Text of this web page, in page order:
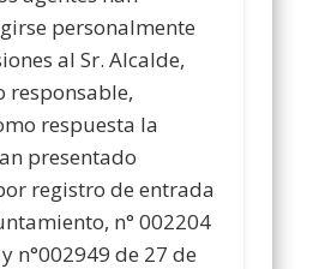
personalmente
al Sr. Alcalde,
responsable,
respuesta la
presentado
registro de entrada
n° 002204
n°002949 de 27 de